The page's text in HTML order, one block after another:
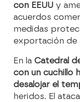
con EEUU y
acuerdos
medidas
exportación de
En laCatedral
con un cuchillo
desalojar el
heridos. El